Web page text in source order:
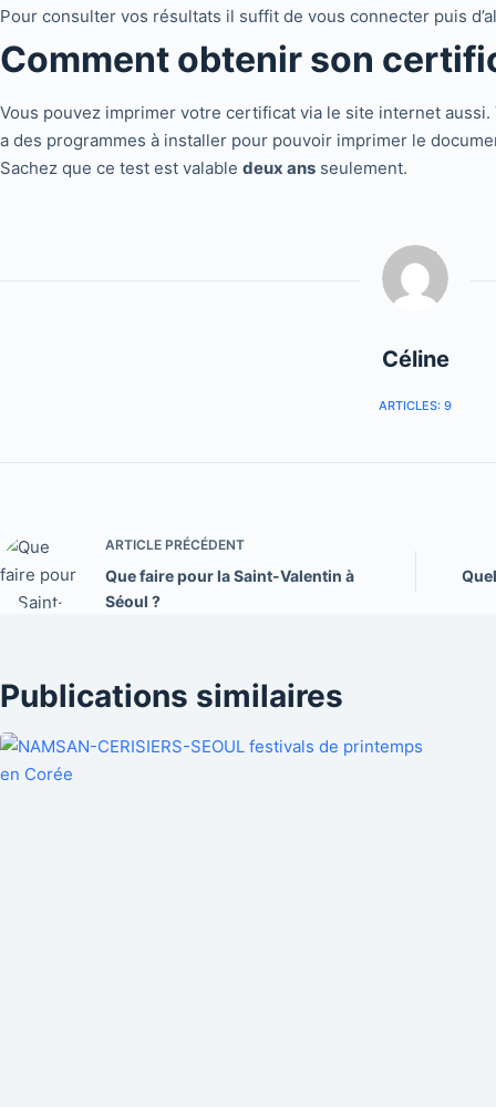
Pour consulter vos résultats il suffit de vous connecter puis
Comment obtenir son
Vous pouvez imprimer votre certificat via le site internet
a des programmes à installer pour pouvoir imprimer le
Sachez que ce test est valable deux ans seulement.
Céline
ARTICLES: 9
ARTICLE PRÉCÉDENT
Que faire pour la Saint-Valentin à
Séoul ?
Publications similaires